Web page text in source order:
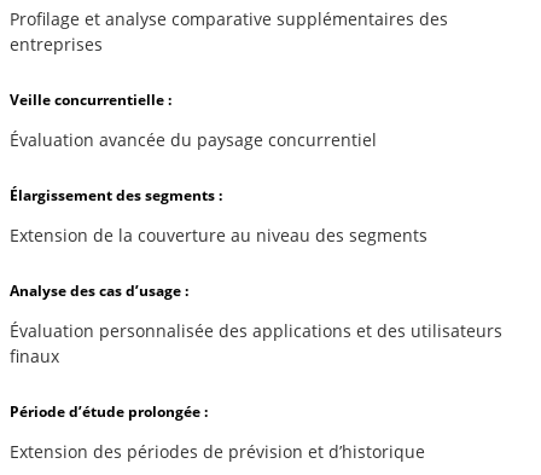
Profilage et analyse comparative supplémentaires des
entreprises
Veille concurrentielle :
Évaluation avancée du paysage concurrentiel
Élargissement des segments :
Extension de la couverture au niveau des segments
Analyse des cas d’usage :
Évaluation personnalisée des applications et des utilisateurs
finaux
Période d’étude prolongée :
Extension des périodes de prévision et d’historique